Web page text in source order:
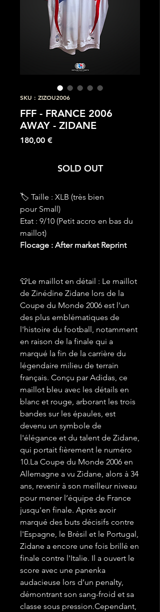
SKU : ZIZOU2006
FFF - FRANCE 2006
AWAY - ZIDANE
180,00 €Prix
SOLD OUT
🏷 Taille : XLB (très bien
pour Small)
Etat : 9/10 (Petit accro en bas du
maillot)
Flocage : After market Reprint
👕Le maillot en détail : Le maillot
de Zinédine Zidane lors de la
Coupe du Monde 2006 est l'un
des plus emblématiques de
l'histoire du football, notamment
en raison de la finale qui a
marqué la fin de la carrière du
légendaire milieu de terrain
français. Conçu par Adidas, ce
maillot bleu avec les détails en
blanc et rouge, arborant les trois
bandes sur les épaules, est
devenu un symbole de
l'élégance et du talent de Zidane,
qui portait fièrement le numéro
10.La Coupe du Monde 2006 en
Allemagne a vu Zidane, alors à 34
ans, revenir à son meilleur niveau
pour mener l’équipe de France
jusqu'en finale. Après avoir
marqué des buts décisifs contre
l'Espagne, le Brésil et le Portugal,
Zidane a encore une fois brillé en
finale contre l'Italie. Il a ouvert le
score avec une panenka
audacieuse lors d’un penalty,
démontrant son sang-froid et sa
classe sous pression.Cependant,